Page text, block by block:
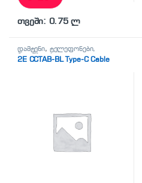
თვეში: 0.75 ლ
დამტენი, ტელეფონები,
პლანშეტები,
აქსესუარები,ტელევიზორი
2E CCTAB-BL Type-C Cable